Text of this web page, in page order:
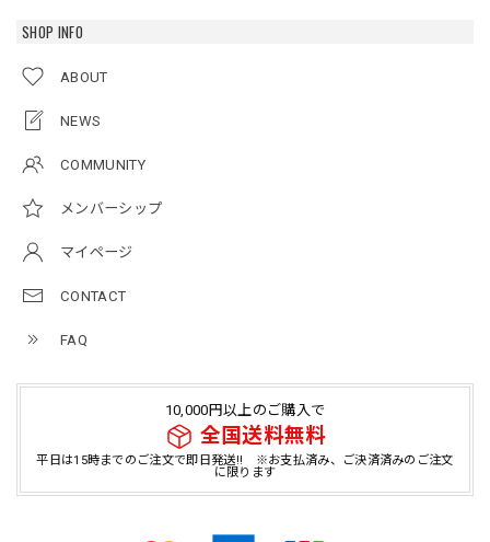
SHOP INFO
ABOUT
NEWS
COMMUNITY
メンバーシップ
マイページ
CONTACT
FAQ
10,000円以上のご購入で
全国送料無料
平日は15時までのご注文で即日発送!! ※お支払済み、ご決済済みのご注文
に限ります